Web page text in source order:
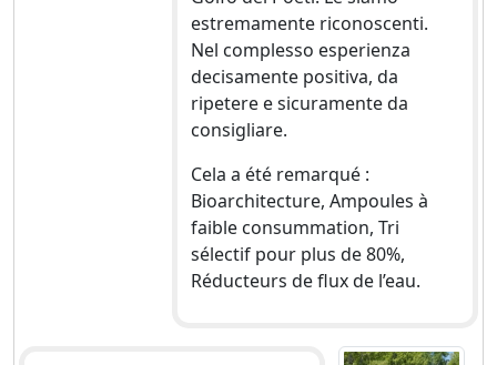
estremamente riconoscenti.
Nel complesso esperienza
decisamente positiva, da
ripetere e sicuramente da
consigliare.
Cela a été remarqué :
Bioarchitecture, Ampoules à
faible consummation, Tri
sélectif pour plus de 80%,
Réducteurs de flux de l’eau.